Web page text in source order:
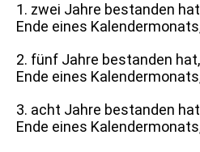
1. zwei Jahre bestanden
Ende eines
2. fünf Jahre bestanden
Ende eines
3. acht Jahre bestanden
Ende eines